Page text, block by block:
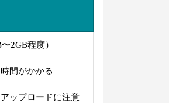
2GB程度）
間がかかる
ップロードに注意